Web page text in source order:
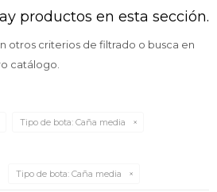
productos en esta sección.
otros criterios de filtrado o busca en
catálogo.
Tipo de bota: Caña media
Tipo de bota: Caña media